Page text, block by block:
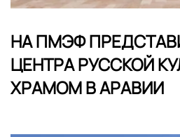
НА ПМЭФ
ЦЕНТРА РУССКОЙ
ХРАМОМ В АРАВИИ